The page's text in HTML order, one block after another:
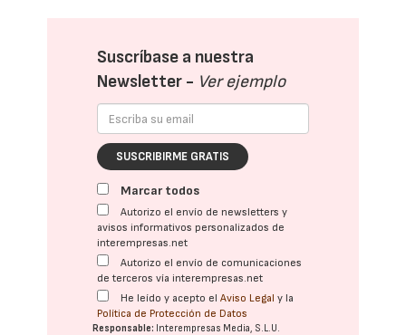
Suscríbase a nuestra
Newsletter - Ver ejemplo
SUSCRIBIRME GRATIS
Marcar todos
Autorizo el envío de newsletters y
avisos informativos personalizados de
interempresas.net
Autorizo el envío de comunicaciones
de terceros vía interempresas.net
He leído y acepto elAviso Legal y la
Política de Protección de Datos
Responsable: Interempresas Media, S.L.U.